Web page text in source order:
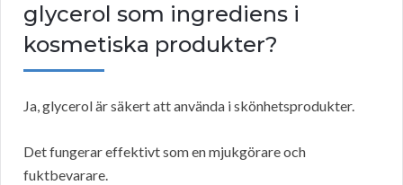
glycerol som ingrediens i
kosmetiska produkter?
Ja, glycerol är säkert att använda i skönhetsprodukter.
Det fungerar effektivt som en mjukgörare och
fuktbevarare.